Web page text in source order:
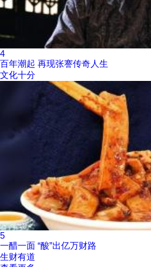
4
百年潮起 再现张謇传奇人生
文化十分
5
一醋一面 “酸”出亿万财路
生财有道